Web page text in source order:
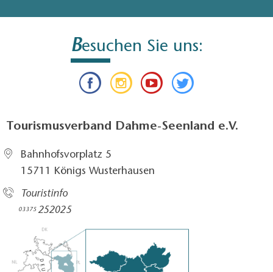
Besuchen Sie uns:
Tourismusverband Dahme-Seenland e.V.
Bahnhofsvorplatz 5​
15711 Königs Wusterhausen
Touristinfo
03375252025​